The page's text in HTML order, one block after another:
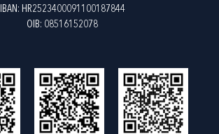
IBAN: HR2523400091100187844
OIB: 08516152078